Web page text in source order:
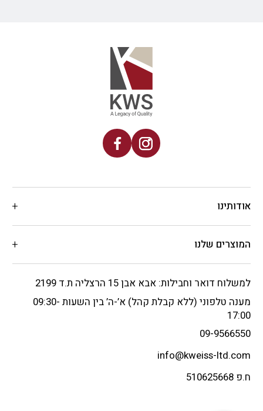
אודותינו
המוצרים שלנו
למשלוח דואר וחבילות: אבא אבן 15 הרצליה ת.ד 2199
מענה טלפוני (ללא קבלת קהל) א’-ה’ בין השעות 09:30-
17:00
09-9566550
info@kweiss-ltd.com
ח.פ 510625668